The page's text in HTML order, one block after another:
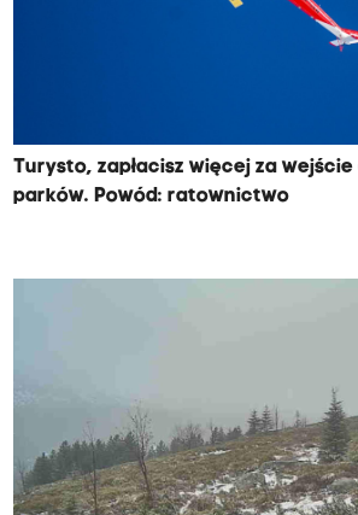
Turysto, zapłacisz więcej za
parków. Powód: ratownictwo